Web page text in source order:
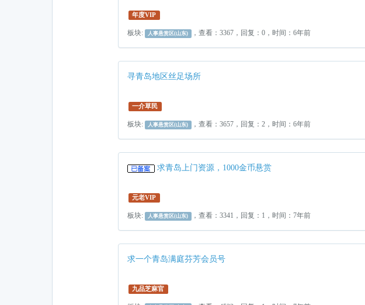
年度VIP
板块: 人事悬赏区(山东) ，查看：3367，回复：0，时间：6年前
寻青岛地区丝足场所
一介草民
板块: 人事悬赏区(山东) ，查看：3657，回复：2，时间：6年前
求青岛上门资源，1000金币悬赏
元老VIP
板块: 人事悬赏区(山东) ，查看：3341，回复：1，时间：7年前
求一个青岛满庭芬芳会员号
九品芝麻官